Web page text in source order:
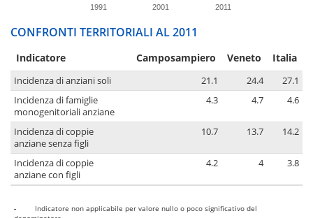
1991 2001 2011
CONFRONTI TERRITORIALI AL 2011
Indicatore Camposampiero Veneto Italia
Incidenza di anziani soli 21.1 24.4
27.1
Incidenza di famiglie
monogenitoriali anziane
4.3 4.7 4.6
Incidenza di coppie
anziane senza figli
10.7 13.7 14.2
Incidenza di coppie
anziane con figli
4.2 4 3.8
-
Indicatore non applicabile per valore nullo o poco significativo del